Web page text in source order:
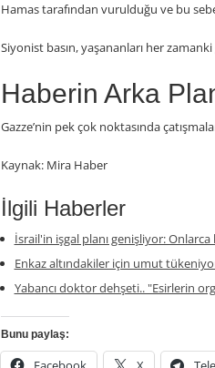
Hamas tarafından vurulduğu ve bu
Siyonist basın, yaşananları her
Haberin Arka
Gazze’nin pek çok noktasında
Kaynak: Mira Haber
İlgili Haberler
İsrail'in işgal planı genişliyor:
Enkaz altındakiler için umut
Yabancı doktor dehşeti.. "Esirlerin
Bunu paylaş: